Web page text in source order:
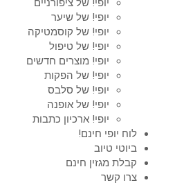
יופי! של שיער
יופי! של קוסמטיקה
יופי! של טיפול
יופי! מוצרים חדשים
יופי! של הפקות
יופי! של סלבס
יופי! של אופנה
יופי! ארכיון כתבות
לוח יופי חינם!
ביוטי טיוב
קבלת מגזין חינם
צרו קשר